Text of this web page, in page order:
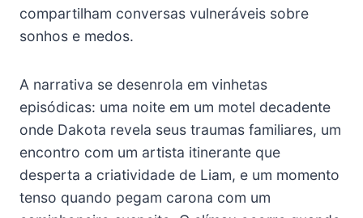
compartilham conversas vulneráveis sobre
sonhos e medos.
A narrativa se desenrola em vinhetas
episódicas: uma noite em um motel decadente
onde Dakota revela seus traumas familiares, um
encontro com um artista itinerante que
desperta a criatividade de Liam, e um momento
tenso quando pegam carona com um